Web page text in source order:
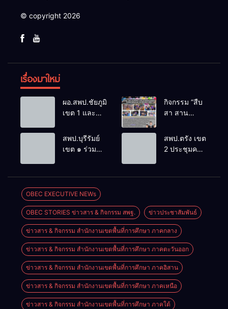
© copyright 2026
เรื่องมาใหม่
ผอ.สพป.ชัยภูมิ
เขต 1 และ
ประชุม
สัมมนาทาง
นำการศึกษา
ไทยสู่อนาคต”
ประจำเขต
ตรวจราชการ
ที่ 13
กิจกรรม “สืบ
สา สาน
ล้านนาวิถี สู่
โลกแห่งการ
เรียนรู้”
สันพระเนตร
สพป.บุรีรัมย์
เขต ๑ ร่วม
นำการศึกษา
ไทยสู่อนาคต”
เขตตรวจ
ราชการที่ ๑๓
สพป.ตรัง เขต
2 ประชุมคณะ
2569
OBEC EXECUTIVE NEWs
OBEC STORIES ข่าวสาร & กิจกรรม สพฐ. ข่าวประชาสัมพันธ์
ข่าวสาร & กิจกรรม สำนักงานเขตพื้นที่การศึกษา ภาคกลาง
ข่าวสาร & กิจกรรม สำนักงานเขตพื้นที่การศึกษา ภาคตะวันออก
ข่าวสาร & กิจกรรม สำนักงานเขตพื้นที่การศึกษา ภาคอิสาน
ข่าวสาร & กิจกรรม สำนักงานเขตพื้นที่การศึกษา ภาคเหนือ
ข่าวสาร & กิจกรรม สำนักงานเขตพื้นที่การศึกษา ภาคใต้